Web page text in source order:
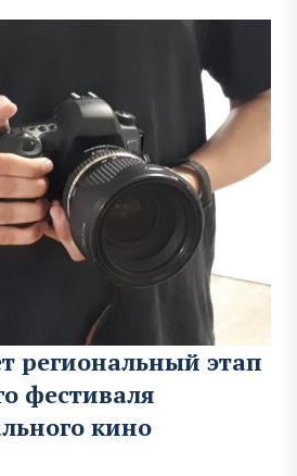
региональный этап
фестиваля
кино